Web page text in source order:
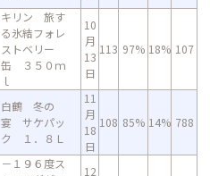
キリン 旅す
る氷結フォレ
ストベリー
缶 ３５０ｍ
ｌ
10
月
13
日
113 97% 18% 107
白鶴 冬の
宴 サケパッ
ク １．８Ｌ
11
月
18
日
108 85% 14% 788
－１９６度ス
12